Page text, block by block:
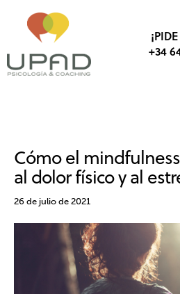
+34
Cómo el
al dolor físico y al
26 de julio de 2021